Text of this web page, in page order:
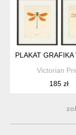
PLAKAT
Victorian
185 zł